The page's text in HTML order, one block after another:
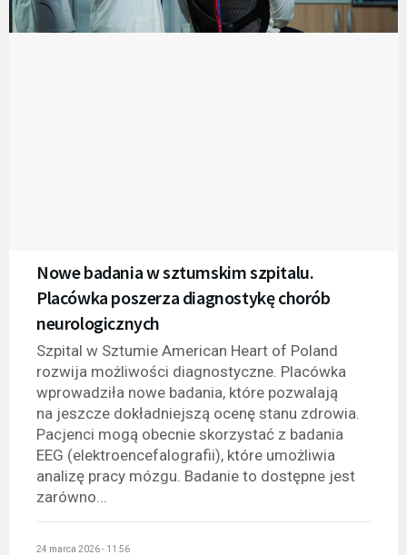
Nowe badania w sztumskim szpitalu.
Placówka poszerza diagnostykę chorób
neurologicznych
Szpital w Sztumie American Heart of Poland
rozwija możliwości diagnostyczne. Placówka
wprowadziła nowe badania, które pozwalają
na jeszcze dokładniejszą ocenę stanu zdrowia.
Pacjenci mogą obecnie skorzystać z badania
EEG (elektroencefalografii), które umożliwia
analizę pracy mózgu. Badanie to dostępne jest
zarówno...
24 marca 2026 - 11:56